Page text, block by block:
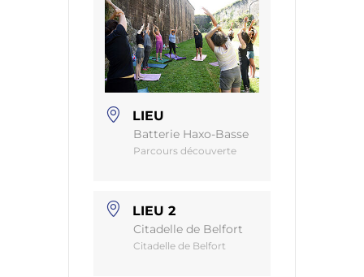
LIEU
Batterie Haxo-Basse
Parcours découverte
LIEU 2
Citadelle de Belfort
Citadelle de Belfort